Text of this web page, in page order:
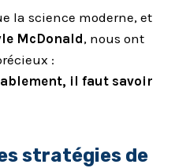
la science moderne, et
McDonald, nous ont
:
il faut savoir
stratégies de